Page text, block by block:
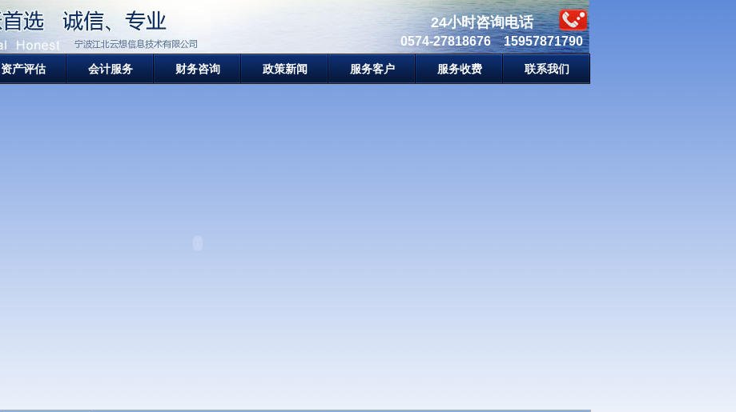
24小时咨询电话
0574-27818676 15957871790
资产评估 会计服务 财务咨询 政策新闻 服务客户 服务收费 联系我们